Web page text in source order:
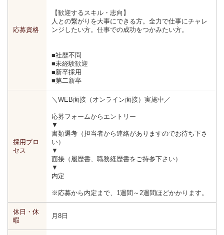
応募資格
【歓迎するスキル・志向】
人との繋がりを大事にできる方。全力で仕事にチャレ
ンジしたい方。仕事での成功をつかみたい方。
■社歴不問
■未経験歓迎
■新卒採用
■第二新卒
採用プロ
セス
＼WEB面接（オンライン面接）実施中／
応募フォームからエントリー
▼
書類選考（担当者から連絡がありますのでお待ち下さ
い）
▼
面接（履歴書、職務経歴書をご持参下さい）
▼
内定
※応募から内定まで、1週間～2週間ほどかかります。
休日・休
暇
月8日